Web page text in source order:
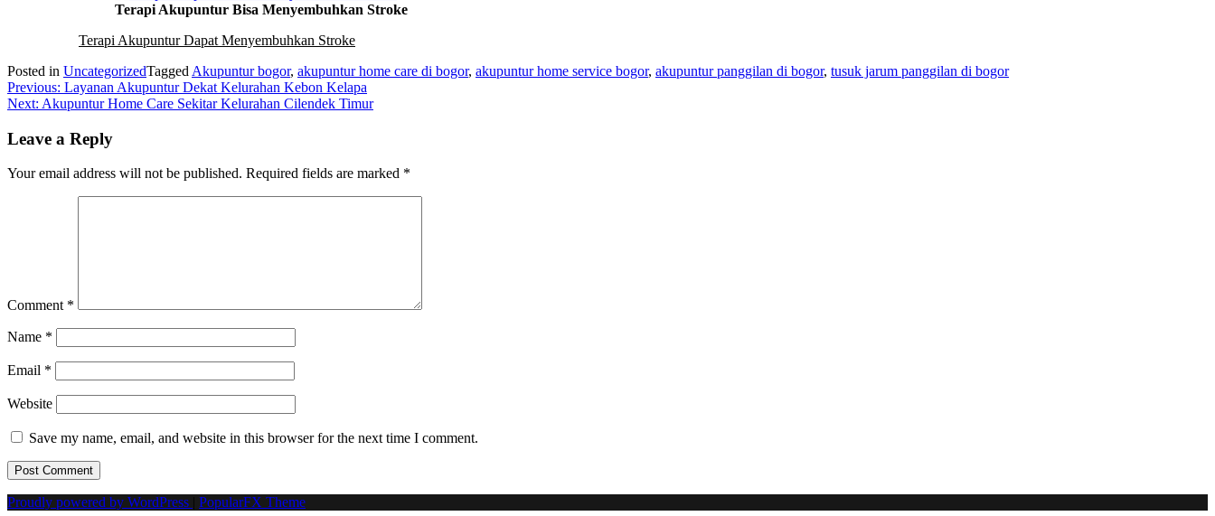
Terapi Akupuntur Bisa Menyembuhkan Stroke
Terapi Akupuntur Dapat Menyembuhkan Stroke
Posted in UncategorizedTagged Akupuntur bogor, akupuntur home care di bogor, akupuntur home service bogor, akupuntur panggilan di bogor, tusuk jarum panggilan di bogor
Post
navigation
Previous: Layanan Akupuntur Dekat Kelurahan Kebon Kelapa
Next: Akupuntur Home Care Sekitar Kelurahan Cilendek Timur
Leave a Reply
Your email address will not be published. Required fields are marked *
Comment *
Name *
Email *
Website
Save my name, email, and website in this browser for the next time I comment.
Proudly powered by WordPress PopularFX Theme